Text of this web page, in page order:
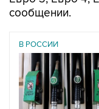
сообщении.
В РОССИИ